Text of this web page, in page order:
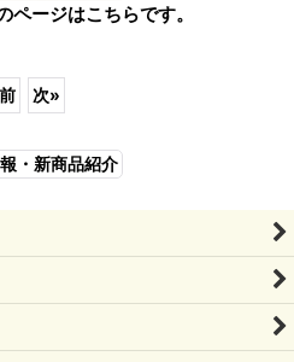
ージはこちらです。
前 次»
・新商品紹介